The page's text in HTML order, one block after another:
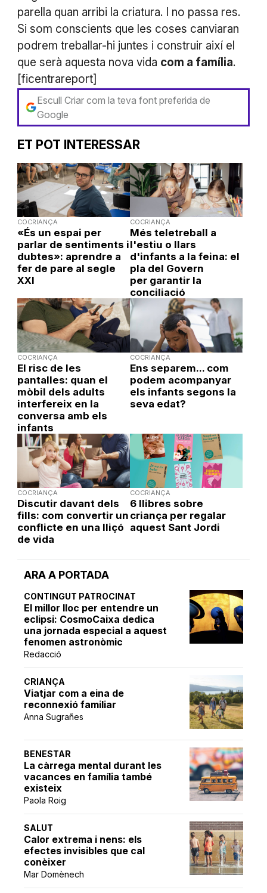
ARA A PORTADA
CONTINGUT PATROCINAT
El millor lloc per entendre un
eclipsi: CosmoCaixa dedica
una jornada especial a aquest
fenomen astronòmic
Redacció
CRIANÇA
Viatjar com a eina de
reconnexió familiar
Anna Sugrañes
BENESTAR
La càrrega mental durant les
vacances en família també
existeix
Paola Roig
SALUT
Calor extrema i nens: els
efectes invisibles que cal
conèixer
Mar Domènech
parella quan arribi la criatura. I no passa res.
Si som conscients que les coses canviaran
podrem treballar-hi juntes i construir així el
que serà aquesta nova vida com a família.
[ficentrareport]
Escull Criar com la teva font preferida de
Google
ET POT INTERESSAR
COCRIANÇA
«És un espai per
parlar de sentiments i
dubtes»: aprendre a
fer de pare al segle
XXI
COCRIANÇA
Més teletreball a
l'estiu o llars
d'infants a la feina: el
pla del Govern
per garantir la
conciliació
COCRIANÇA
El risc de les
pantalles: quan el
mòbil dels adults
interfereix en la
conversa amb els
infants
COCRIANÇA
Ens separem... com
podem acompanyar
els infants segons la
seva edat?
COCRIANÇA
Discutir davant dels
fills: com convertir un
conflicte en una lliçó
de vida
COCRIANÇA
6 llibres sobre
criança per regalar
aquest Sant Jordi